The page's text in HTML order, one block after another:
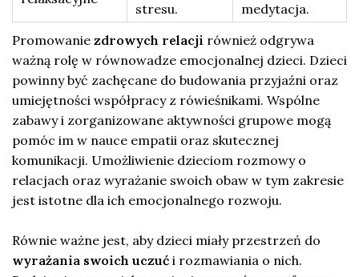
stresu.
medytacja.
Promowanie zdrowych relacji również odgrywa
ważną rolę w równowadze emocjonalnej dzieci. Dzieci
powinny być zachęcane do budowania przyjaźni oraz
umiejętności współpracy z rówieśnikami. Wspólne
zabawy i zorganizowane aktywności grupowe mogą
pomóc im w nauce empatii oraz skutecznej
komunikacji. Umożliwienie dzieciom rozmowy o
relacjach oraz wyrażanie swoich obaw w tym zakresie
jest istotne dla ich emocjonalnego rozwoju.
Równie ważne jest, aby dzieci miały przestrzeń do
wyrażania swoich uczuć i rozmawiania o nich.